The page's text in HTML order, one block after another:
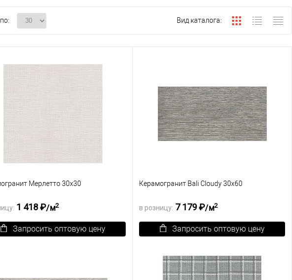
Вид каталога:
Мерлетто 30х30
1 418 ₽/м2
Запросить оптовую цену
Керамогранит Bali Cloudy 30х60
в розницу: 7 179 ₽/м2
Запросить оптовую цену
В избранное
Под заказ